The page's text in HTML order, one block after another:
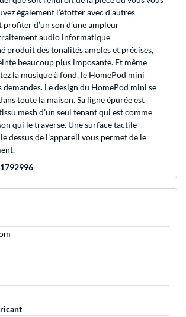
également l’étoffer avec d’autres
d’un son d’une ampleur
audio informatique
produit des tonalités amples et précises,
beaucoup plus imposante. Et même
la musique à fond, le HomePod mini
Le design du HomePod mini se
toute la maison. Sa ligne épurée est
mesh d’un seul tenant qui est comme
qui le traverse. Une surface tactile
dessus de l’appareil vous permet de le